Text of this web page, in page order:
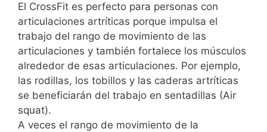
El CrossFit es perfecto para personas con
articulaciones artríticas porque impulsa el
trabajo del rango de movimiento de las
articulaciones y también fortalece los músculos
alrededor de esas articulaciones. Por ejemplo,
las rodillas, los tobillos y las caderas artríticas
se beneficiarán del trabajo en sentadillas (Air
squat).
A veces el rango de movimiento de la